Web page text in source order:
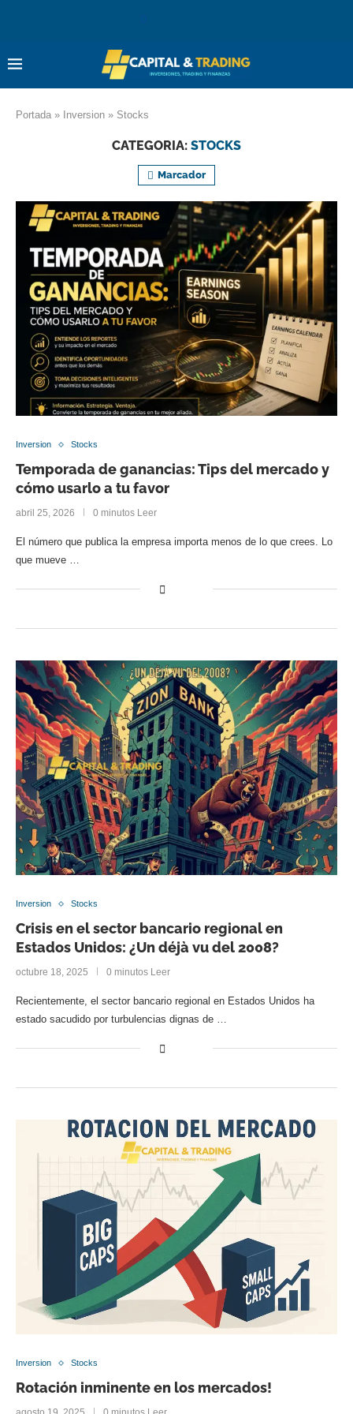
Portada » Inversion » Stocks
CATEGORIA: STOCKS
Marcador
Inversion Stocks
Temporada de ganancias: Tips del mercado y
cómo usarlo a tu favor
abril 25, 2026 0 minutos Leer
El número que publica la empresa importa menos de lo que crees. Lo
que mueve …
Inversion Stocks
Crisis en el sector bancario regional en
Estados Unidos: ¿Un déjà vu del 2008?
octubre 18, 2025 0 minutos Leer
Recientemente, el sector bancario regional en Estados Unidos ha
estado sacudido por turbulencias dignas de …
Inversion Stocks
Rotación inminente en los mercados!